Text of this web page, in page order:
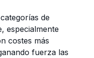
de
especialmente
costes más
fuerza las